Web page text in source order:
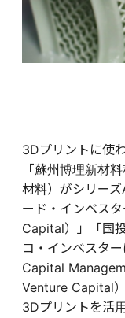
3Dプリントに使
「蘇州博理新材
材料）がシリー
ード・インベス
Capital）」「国
コ・インベスタ
Capital
Venture Capital
3Dプリントを活